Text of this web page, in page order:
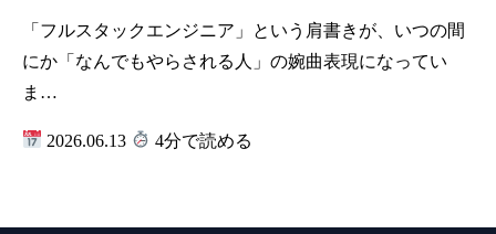
「フルスタックエンジニア」という肩書きが、いつの間
にか「なんでもやらされる人」の婉曲表現になってい
ま…
2026.06.13 4分で読める